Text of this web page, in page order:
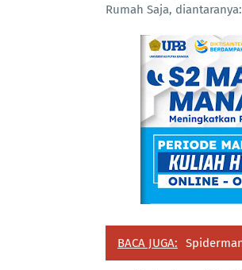
Rumah Saja, diantaranya:
BACA JUGA: